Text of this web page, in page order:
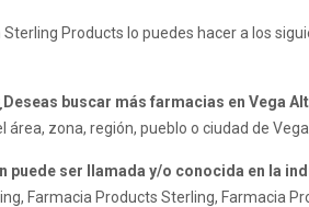
Products lo puedes hacer a los
buscar más farmacias en Vega
zona, región, pueblo o ciudad de
ser llamada y/o conocida en la
Farmacia Products Sterling, Farmacia